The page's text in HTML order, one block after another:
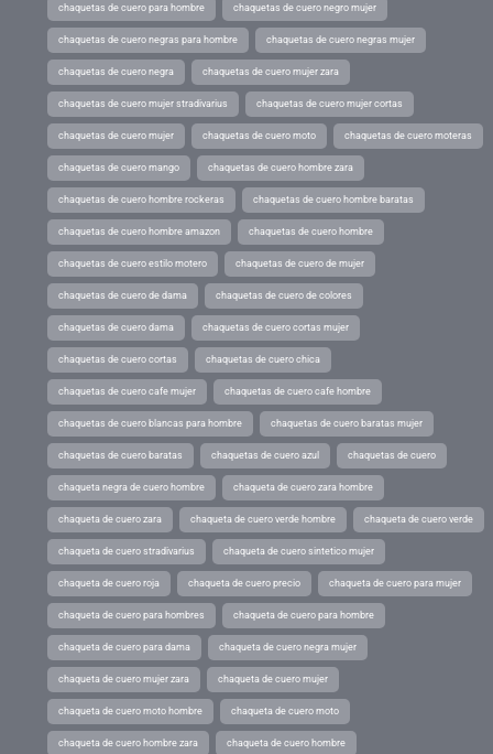
chaquetas de cuero para hombre chaquetas de cuero negro mujer
chaquetas de cuero negras para hombre chaquetas de cuero negras mujer
chaquetas de cuero negra chaquetas de cuero mujer zara
chaquetas de cuero mujer stradivarius chaquetas de cuero mujer cortas
chaquetas de cuero mujer chaquetas de cuero moto chaquetas de cuero moteras
chaquetas de cuero mango chaquetas de cuero hombre zara
chaquetas de cuero hombre rockeras chaquetas de cuero hombre baratas
chaquetas de cuero hombre amazon chaquetas de cuero hombre
chaquetas de cuero estilo motero chaquetas de cuero de mujer
chaquetas de cuero de dama chaquetas de cuero de colores
chaquetas de cuero dama chaquetas de cuero cortas mujer
chaquetas de cuero cortas chaquetas de cuero chica
chaquetas de cuero cafe mujer chaquetas de cuero cafe hombre
chaquetas de cuero blancas para hombre chaquetas de cuero baratas mujer
chaquetas de cuero baratas chaquetas de cuero azul chaquetas de cuero
chaqueta negra de cuero hombre chaqueta de cuero zara hombre
chaqueta de cuero zara chaqueta de cuero verde hombre chaqueta de cuero verde
chaqueta de cuero stradivarius chaqueta de cuero sintetico mujer
chaqueta de cuero roja chaqueta de cuero precio chaqueta de cuero para mujer
chaqueta de cuero para hombres chaqueta de cuero para hombre
chaqueta de cuero para dama chaqueta de cuero negra mujer
chaqueta de cuero mujer zara chaqueta de cuero mujer
chaqueta de cuero moto hombre chaqueta de cuero moto
chaqueta de cuero hombre zara chaqueta de cuero hombre